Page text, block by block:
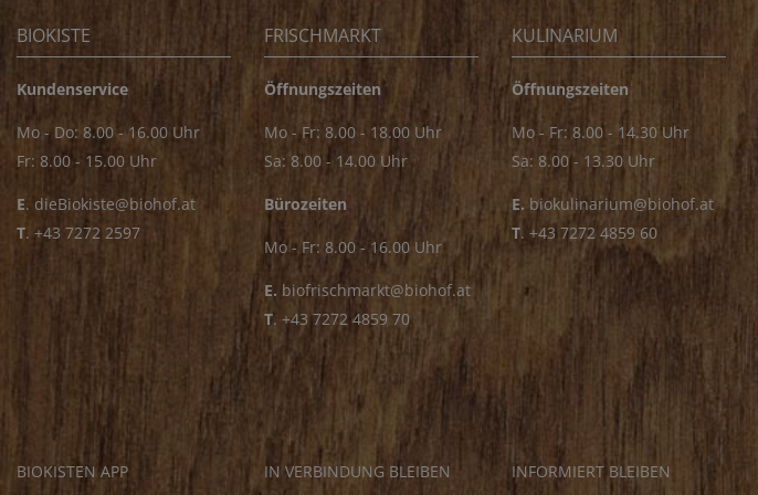
BIOKISTE
Kundenservice
Mo - Do: 8.00 - 16.00 Uhr
Fr: 8.00 - 15.00 Uhr
E. dieBiokiste@biohof.at
T. +43 7272 2597
FRISCHMARKT
Öffnungszeiten
Mo - Fr: 8.00 - 18.00 Uhr
Sa: 8.00 - 14.00 Uhr
Bürozeiten
Mo - Fr: 8.00 - 16.00 Uhr
E. biofrischmarkt@biohof.at
T. +43 7272 4859 70
KULINARIUM
Öffnungszeiten
Mo - Fr: 8.00 - 14.30 Uhr
Sa: 8.00 - 13.30 Uhr
E. biokulinarium@biohof.at
T. +43 7272 4859 60
BIOKISTEN APP IN VERBINDUNG BLEIBEN INFORMIERT BLEIBEN